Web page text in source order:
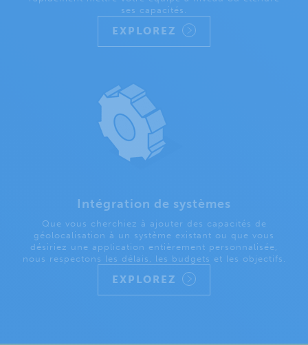
ses capacités.
EXPLOREZ
Intégration de systèmes
Que vous cherchiez à ajouter des capacités de
géolocalisation à un système existant ou que vous
désiriez une application entièrement personnalisée,
nous respectons les délais, les budgets et les objectifs.
EXPLOREZ